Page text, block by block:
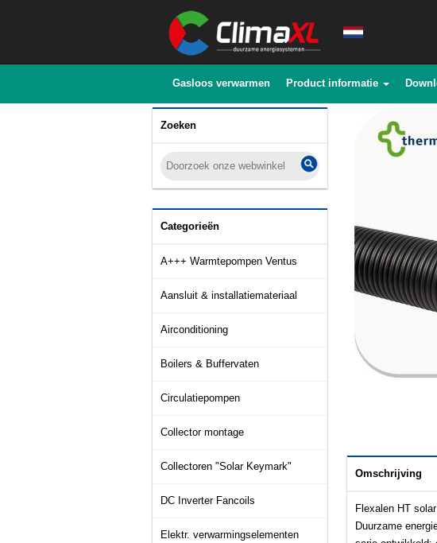
Gasloos verwarmen Product informatie
Zoeken
Categorieën
A+++ Warmtepompen Ventus
Aansluit & installatiemateriaal
Airconditioning
Boilers & Buffervaten
Circulatiepompen
Collector montage
Collectoren "Solar Keymark"
DC Inverter Fancoils
Elektr. verwarmingselementen
Omschrijving
Flexalen HT solar
Duurzame